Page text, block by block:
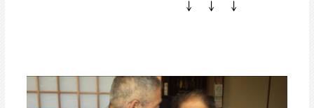
↓ ↓ ↓